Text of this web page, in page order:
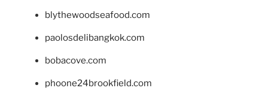
blythewoodseafood.com
paolosdelibangkok.com
bobacove.com
phoone24brookfield.com